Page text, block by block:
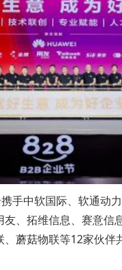
手中软国际、软通动
友、拓维信息、赛意信
、蘑菇物联等12家伙伴